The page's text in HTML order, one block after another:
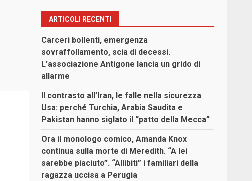
ARTICOLI RECENTI
Carceri bollenti, emergenza
sovraffollamento, scia di decessi.
L’associazione Antigone lancia un grido di
allarme
Il contrasto all’Iran, le falle nella sicurezza
Usa: perché Turchia, Arabia Saudita e
Pakistan hanno siglato il “patto della Mecca”
Ora il monologo comico, Amanda Knox
continua sulla morte di Meredith. “A lei
sarebbe piaciuto”. “Allibiti” i familiari della
ragazza uccisa a Perugia